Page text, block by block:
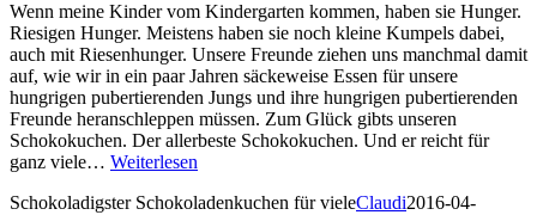
Wenn meine Kinder vom Kindergarten kommen, haben sie Hunger.
Riesigen Hunger. Meistens haben sie noch kleine Kumpels dabei,
auch mit Riesenhunger. Unsere Freunde ziehen uns manchmal damit
auf, wie wir in ein paar Jahren säckeweise Essen für unsere
hungrigen pubertierenden Jungs und ihre hungrigen pubertierenden
Freunde heranschleppen müssen. Zum Glück gibts unseren
Schokokuchen. Der allerbeste Schokokuchen. Und er reicht für
ganz viele… Weiterlesen
Schokoladigster Schokoladenkuchen für vieleClaudi2016-04-